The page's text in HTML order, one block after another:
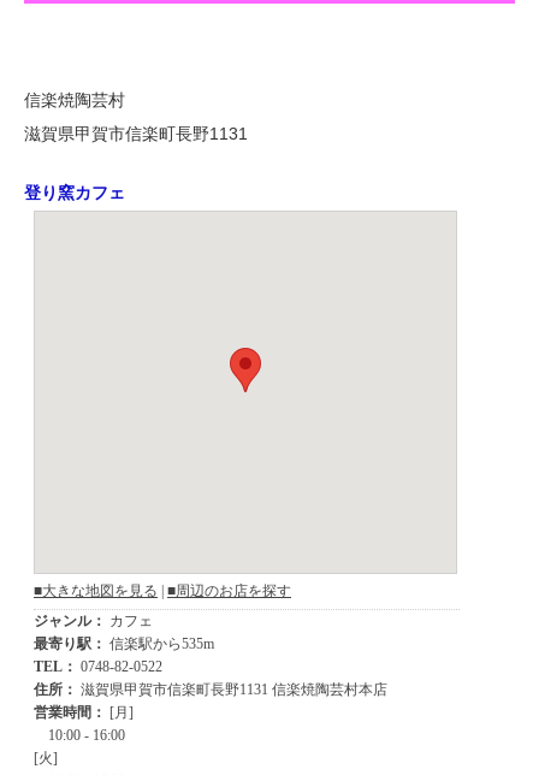
信楽焼陶芸村
滋賀県甲賀市信楽町長野1131
登り窯カフェ